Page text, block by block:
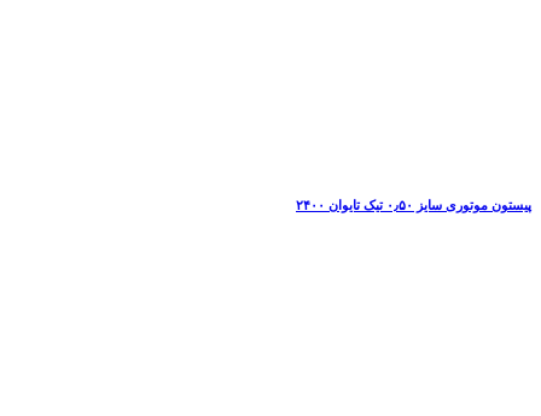
پیستون موتوری سایز ۰٫۵۰ تیک تایوان ۲۴۰۰